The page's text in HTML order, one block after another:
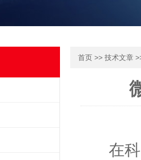
首页 >> 技术文章
在科